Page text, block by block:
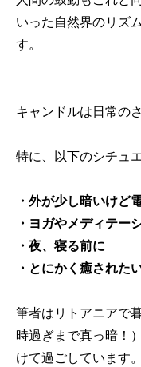
いった自然界のリズ
す。
キャンドルは日常の
特に、以下のシチュ
・外が少し暗いけど
・ヨガやメディテー
・夜、寝る前に
・とにかく癒された
筆者はリトアニアで
時過ぎまで真っ暗！
けて過ごしています。